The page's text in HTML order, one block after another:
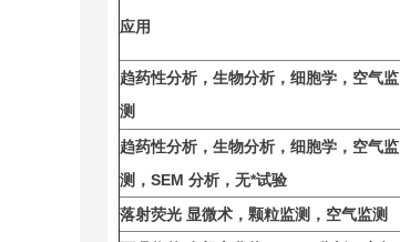
应用
趋药性分析，生物分析，细胞学，空气监
测
趋药性分析，生物分析，细胞学，空气监
测， SEM 分析，无*试验
落射荧光 显微术，颗粒监测，空气监测